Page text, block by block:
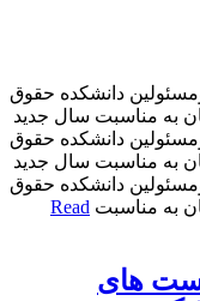
دانشكده حقوق
به مناسبت سال جديد
دانشكده حقوق
به مناسبت سال جديد
دانشكده حقوق
به مناسبت Read
های